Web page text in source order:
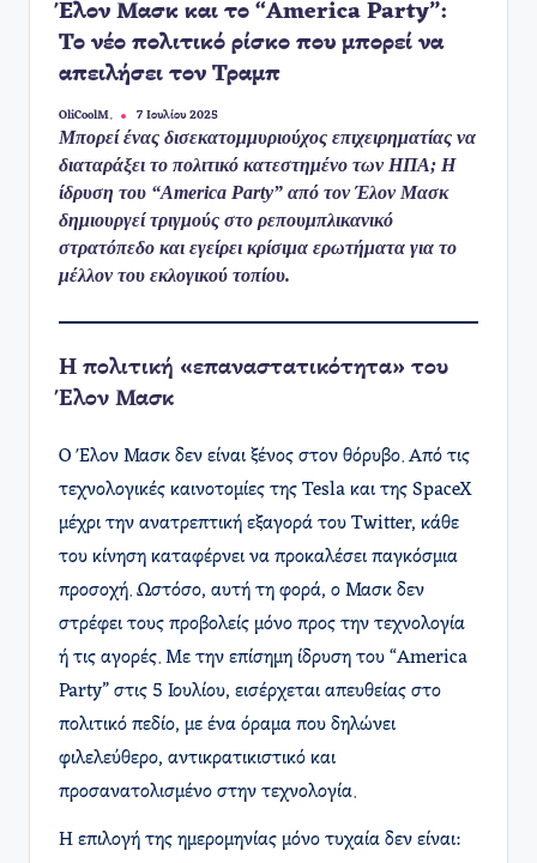
Έλον Μασκ και το “America Party”:
Το νέο πολιτικό ρίσκο που μπορεί να
απειλήσει τον Τραμπ
Συγγραφέας:
OliCoolM. 7 Ιουλίου 2025
Μπορεί ένας δισεκατομμυριούχος επιχειρηματίας να
διαταράξει το πολιτικό κατεστημένο των ΗΠΑ; Η
ίδρυση του “America Party” από τον Έλον Μασκ
δημιουργεί τριγμούς στο ρεπουμπλικανικό
στρατόπεδο και εγείρει κρίσιμα ερωτήματα για το
μέλλον του εκλογικού τοπίου.
Η πολιτική «επαναστατικότητα» του
Έλον Μασκ
Ο Έλον Μασκ δεν είναι ξένος στον θόρυβο. Από τις
τεχνολογικές καινοτομίες της Tesla και της SpaceX
μέχρι την ανατρεπτική εξαγορά του Twitter, κάθε
του κίνηση καταφέρνει να προκαλέσει παγκόσμια
προσοχή. Ωστόσο, αυτή τη φορά, ο Μασκ δεν
στρέφει τους προβολείς μόνο προς την τεχνολογία
ή τις αγορές. Με την επίσημη ίδρυση του “America
Party” στις 5 Ιουλίου, εισέρχεται απευθείας στο
πολιτικό πεδίο, με ένα όραμα που δηλώνει
φιλελεύθερο, αντικρατικιστικό και
προσανατολισμένο στην τεχνολογία.
Η επιλογή της ημερομηνίας μόνο τυχαία δεν είναι: